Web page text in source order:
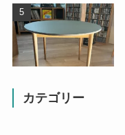
カテゴリー